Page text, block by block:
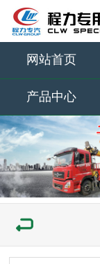
网站首页
产品中心